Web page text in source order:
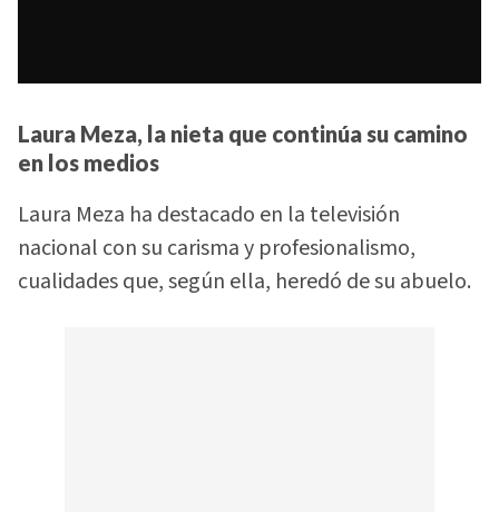
Laura Meza, la nieta que continúa su camino
en los medios
Laura Meza ha destacado en la televisión
nacional con su carisma y profesionalismo,
cualidades que, según ella, heredó de su abuelo.